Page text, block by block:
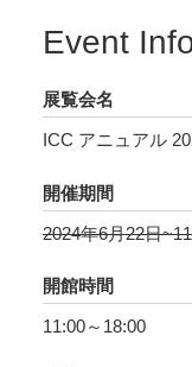
Event
展覧会名
ICC アニュアル
開催期間
2024年6月22日
開館時間
11:00～18:00